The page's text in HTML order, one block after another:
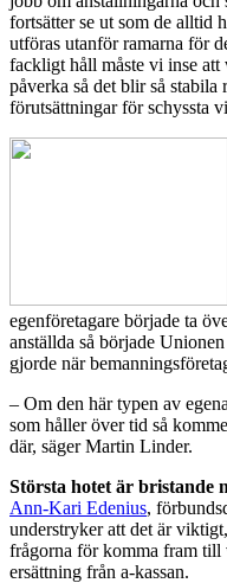
fortsätter se ut som de alltid
utföras utanför ramarna för
fackligt håll måste vi inse att
påverka så det blir så
förutsättningar för schyssta
egenföretagare började ta
anställda så började
gjorde när
– Om den här typen av
som håller över tid så
där, säger Martin Linder.
Största hotet är bristande
Ann-Kari Edenius,
understryker att det är
frågorna för komma fram till
ersättning från a-kassan.